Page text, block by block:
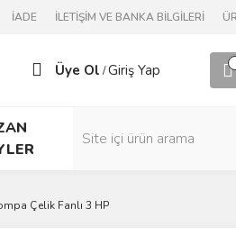
İADE İLETİŞİM VE BANKA BİLGİLERİ
Üye Ol /Giriş Yap
Çelik Fanlı 3 HP